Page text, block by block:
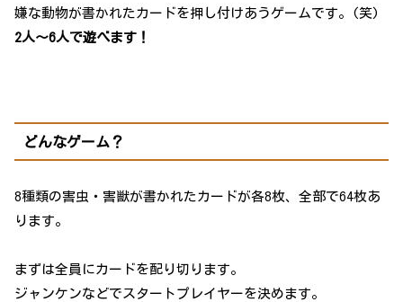
嫌な動物が書かれたカードを押し付けあうゲームです。(笑)
2人～6人で遊べます！
どんなゲーム？
8種類の害虫・害獣が書かれたカードが各8枚、全部で64枚あ
ります。
まずは全員にカードを配り切ります。
ジャンケンなどでスタートプレイヤーを決めます。